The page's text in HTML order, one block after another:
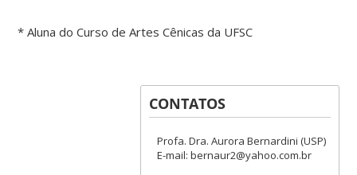
* Aluna do Curso de Artes Cênicas da UFSC
CONTATOS
Profa. Dra. Aurora Bernardini (USP)
E-mail: bernaur2@yahoo.com.br